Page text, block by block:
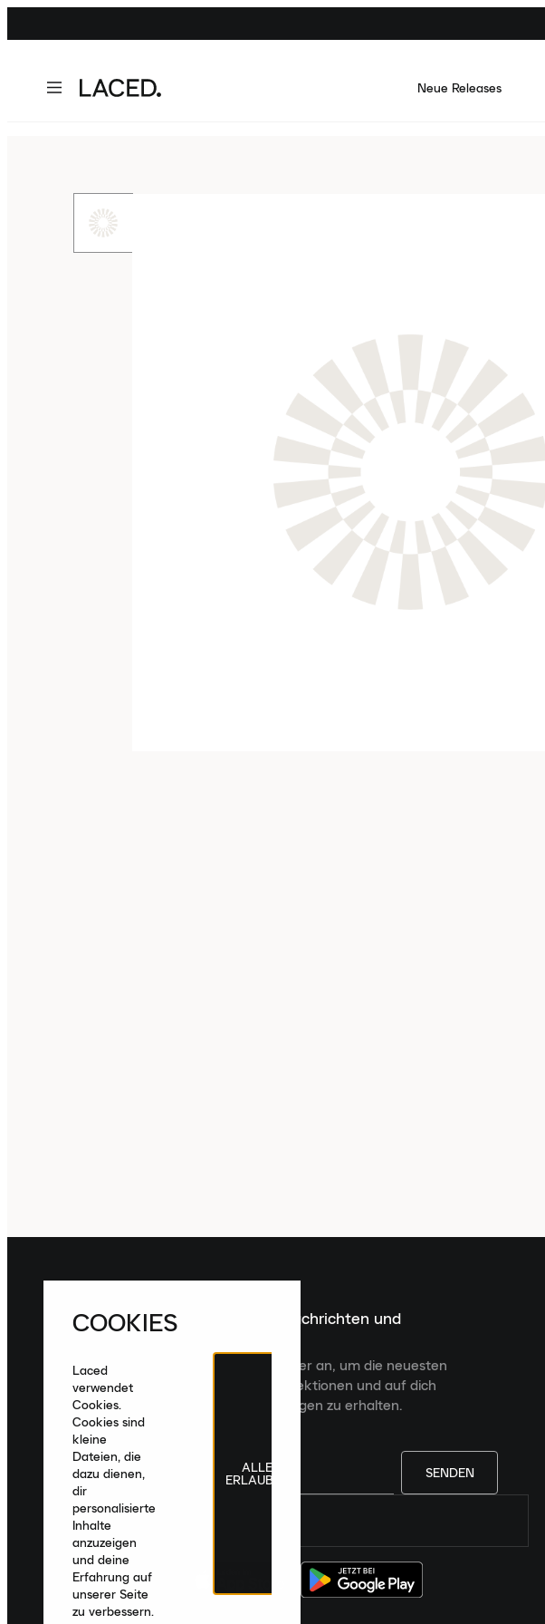
Neue Releases
Melde dich für die neuesten Nachrichten und
Veröffentlichungen an
Melde dich für den Laced Newsletter an, um die neuesten
Veröffentlichungen, kuratierte Kollektionen und auf dich
zugeschnittene Produktempfehlungen zu erhalten.
SENDEN
COOKIES
Laced
verwendet
Cookies.
Cookies sind
kleine
Dateien, die
dazu dienen,
dir
personalisierte
Inhalte
anzuzeigen
und deine
Erfahrung auf
unserer Seite
zu verbessern.
ALLE
ERLAUBEN